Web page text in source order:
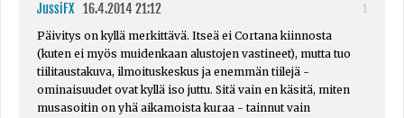
JussiFX 16.4.2014 21:12
1
Päivitys on kyllä merkittävä. Itseä ei Cortana kiinnosta
(kuten ei myös muidenkaan alustojen vastineet), mutta tuo
tiilitaustakuva, ilmoituskeskus ja enemmän tiilejä -
ominaisuudet ovat kyllä iso juttu. Sitä vain en käsitä, miten
musasoitin on yhä aikamoista kuraa - tainnut vain